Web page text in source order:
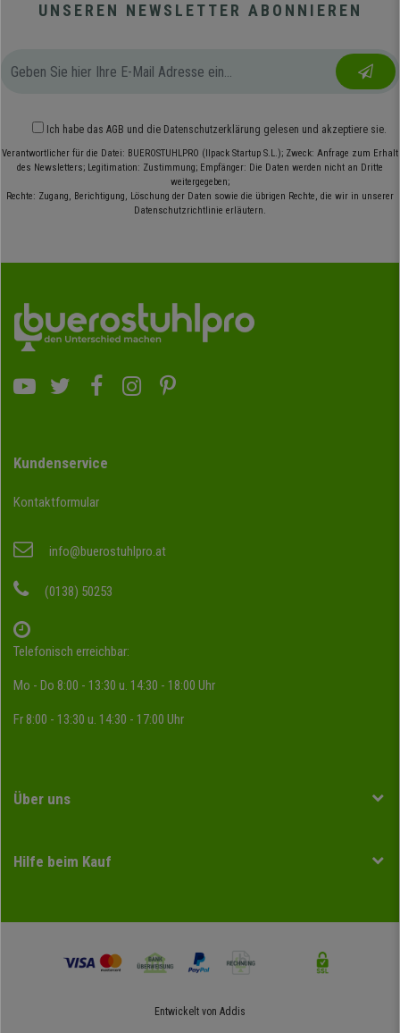
UNSEREN NEWSLETTER ABONNIEREN
Ich habe das AGB und die Datenschutzerklärung gelesen und akzeptiere sie.
Verantwortlicher für die Datei: BUEROSTUHLPRO (Ilpack Startup S.L.); Zweck: Anfrage zum Erhalt
des Newsletters; Legitimation: Zustimmung; Empfänger: Die Daten werden nicht an Dritte
weitergegeben;
Rechte: Zugang, Berichtigung, Löschung der Daten sowie die übrigen Rechte, die wir in unserer
Datenschutzrichtlinie erläutern.
Kundenservice
Kontaktformular
info@buerostuhlpro.at
(0138) 50253
Telefonisch erreichbar:
Mo - Do 8:00 - 13:30 u. 14:30 - 18:00 Uhr
Fr 8:00 - 13:30 u. 14:30 - 17:00 Uhr
Über uns
Hilfe beim Kauf
Entwickelt von Addis